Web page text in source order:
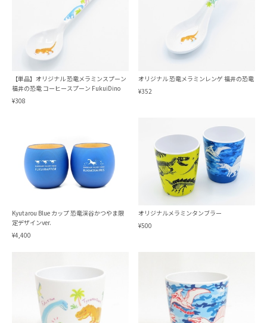
【単品】オリジナル 恐竜メラミンスプーン
福井の恐竜 コーヒースプーン FukuiDino
¥308
オリジナル 恐竜メラミンレンゲ 福井の恐竜
¥352
Kyutarou Blue カップ 恐竜渓谷かつやま限
定デザインver.
¥4,400
オリジナルメラミンタンブラー
¥500